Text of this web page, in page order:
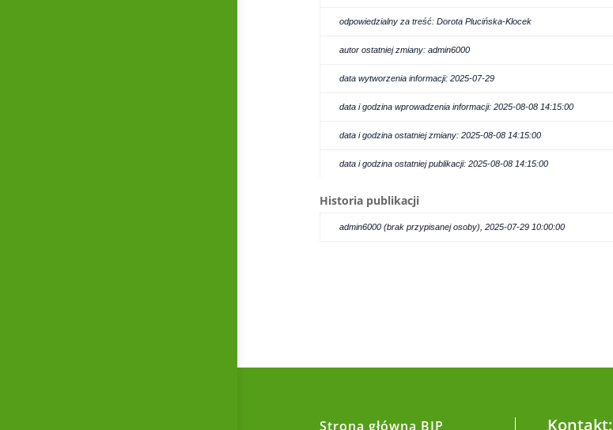
odpowiedzialny za treść: Dorota Plucińska-Klocek
autor ostatniej zmiany: admin6000
data wytworzenia informacji: 2025-07-29
data i godzina wprowadzenia informacji: 2025-08-08 14:15:00
data i godzina ostatniej zmiany: 2025-08-08 14:15:00
data i godzina ostatniej publikacji: 2025-08-08 14:15:00
Historia publikacji
admin6000 (brak przypisanej osoby), 2025-07-29 10:00:00
Strona główna BIP Kontakt: